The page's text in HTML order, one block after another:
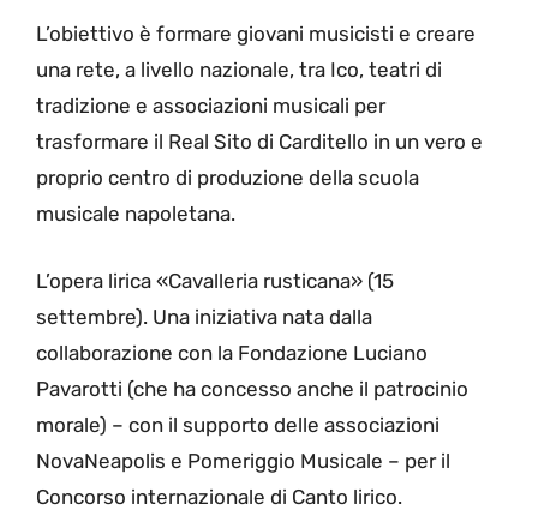
L’obiettivo è formare giovani musicisti e creare
una rete, a livello nazionale, tra Ico, teatri di
tradizione e associazioni musicali per
trasformare il Real Sito di Carditello in un vero e
proprio centro di produzione della scuola
musicale napoletana.
L’opera lirica «Cavalleria rusticana»​ (15
settembre). Una iniziativa nata dalla
collaborazione con la Fondazione Luciano
Pavarotti (che ha concesso anche il patrocinio
morale) – con il supporto delle associazioni
NovaNeapolis e Pomeriggio Musicale – per il
Concorso internazionale di Canto lirico.